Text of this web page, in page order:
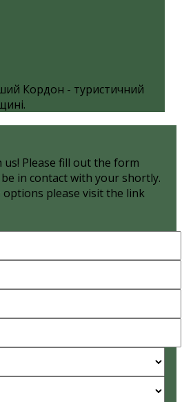
Кордон - туристичний
Please fill out the form
in contact with your shortly.
please visit the link